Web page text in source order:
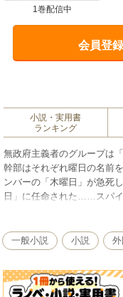
1巻配信中
会員登
小説・実用書
ランキング
無政府主義者のグループは
幹部はそれぞれ曜日の名前
ンバーの「木曜日」が急死
日」に任命された……スパ
一般小説 小説